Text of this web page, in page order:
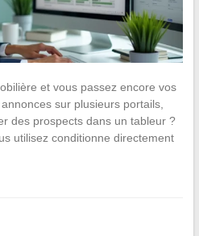
et vous passez encore vos
sur plusieurs portails,
des prospects dans un tableur ?
utilisez conditionne directement